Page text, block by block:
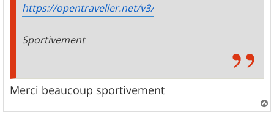
https://opentraveller.net/v3/
Sportivement
Merci beaucoup sportivement
a